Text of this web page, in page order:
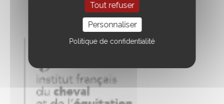
Tout refuser
Personnaliser
Politique de confidentialité